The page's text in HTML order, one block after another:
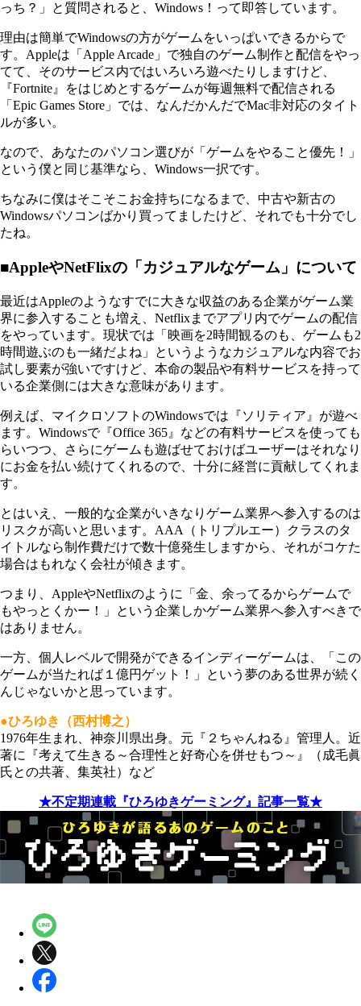
っち？」と質問されると、Windows！って即答しています。
理由は簡単でWindowsの方がゲームをいっぱいできるからで
す。Appleは「Apple Arcade」で独自のゲーム制作と配信をやっ
てて、そのサービス内ではいろいろ遊べたりしますけど、
『Fortnite』をはじめとするゲームが毎週無料で配信される
「Epic Games Store」では、なんだかんだでMac非対応のタイト
ルが多い。
なので、あなたのパソコン選びが「ゲームをやること優先！」
という僕と同じ基準なら、Windows一択です。
ちなみに僕はそこそこお金持ちになるまで、中古や新古の
Windowsパソコンばかり買ってましたけど、それでも十分でし
たね。
■AppleやNetFlixの「カジュアルなゲーム」について
最近はAppleのようなすでに大きな収益のある企業がゲーム業
界に参入することも増え、Netflixまでアプリ内でゲームの配信
をやっています。現状では「映画を2時間観るのも、ゲームも2
時間遊ぶのも一緒だよね」というようなカジュアルな内容でお
試し要素が強いですけど、本命の製品や有料サービスを持って
いる企業側には大きな意味があります。
例えば、マイクロソフトのWindowsでは『ソリティア』が遊べ
ます。Windowsで『Office 365』などの有料サービスを使っても
らいつつ、さらにゲームも遊ばせておけばユーザーはそれなり
にお金を払い続けてくれるので、十分に経営に貢献してくれま
す。
とはいえ、一般的な企業がいきなりゲーム業界へ参入するのは
リスクが高いと思います。AAA（トリプルエー）クラスのタ
イトルなら制作費だけで数十億発生しますから、それがコケた
場合はもれなく会社が傾きます。
つまり、AppleやNetflixのように「金、余ってるからゲームで
もやっとくかー！」という企業しかゲーム業界へ参入すべきで
はありません。
一方、個人レベルで開発ができるインディーゲームは、「この
ゲームが当たれば１億円ゲット！」という夢のある世界が続く
んじゃないかと思っています。
●ひろゆき（西村博之）
1976年生まれ、神奈川県出身。元『２ちゃんねる』管理人。近
著に『考えて生きる～合理性と好奇心を併せもつ～』（成毛眞
氏との共著、集英社）など
★不定期連載『ひろゆきゲーミング』記事一覧★